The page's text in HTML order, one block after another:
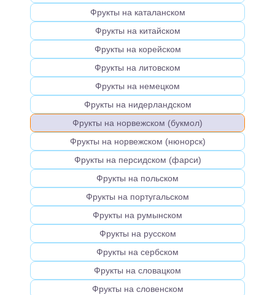
Фрукты на каталанском
Фрукты на китайском
Фрукты на корейском
Фрукты на литовском
Фрукты на немецком
Фрукты на нидерландском
Фрукты на норвежском (букмол)
Фрукты на норвежском (нюнорск)
Фрукты на персидском (фарси)
Фрукты на польском
Фрукты на португальском
Фрукты на румынском
Фрукты на русском
Фрукты на сербском
Фрукты на словацком
Фрукты на словенском